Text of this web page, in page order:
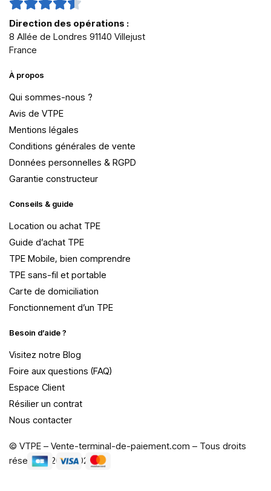
Direction des opérations :
8 Allée de Londres 91140 Villejust
France
À propos
Qui sommes-nous ?
Avis de VTPE
Mentions légales
Conditions générales de vente
Données personnelles & RGPD
Garantie constructeur
Conseils & guide
Location ou achat TPE
Guide d’achat TPE
TPE Mobile, bien comprendre
TPE sans-fil et portable
Carte de domiciliation
Fonctionnement d’un TPE
Besoin d’aide ?
Visitez notre Blog
Foire aux questions (FAQ)
Espace Client
Résilier un contrat
Nous contacter
© VTPE – Vente-terminal-de-paiement.com – Tous droits
réservés, 2015-2026.